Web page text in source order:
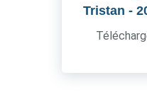
Tristan -